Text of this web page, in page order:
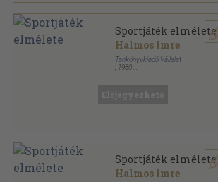
Sportjáték elmélete
Halmos Imre
Tankönyvkiadó Vállalat
1980
Sportjáték elmélete
Halmos Imre